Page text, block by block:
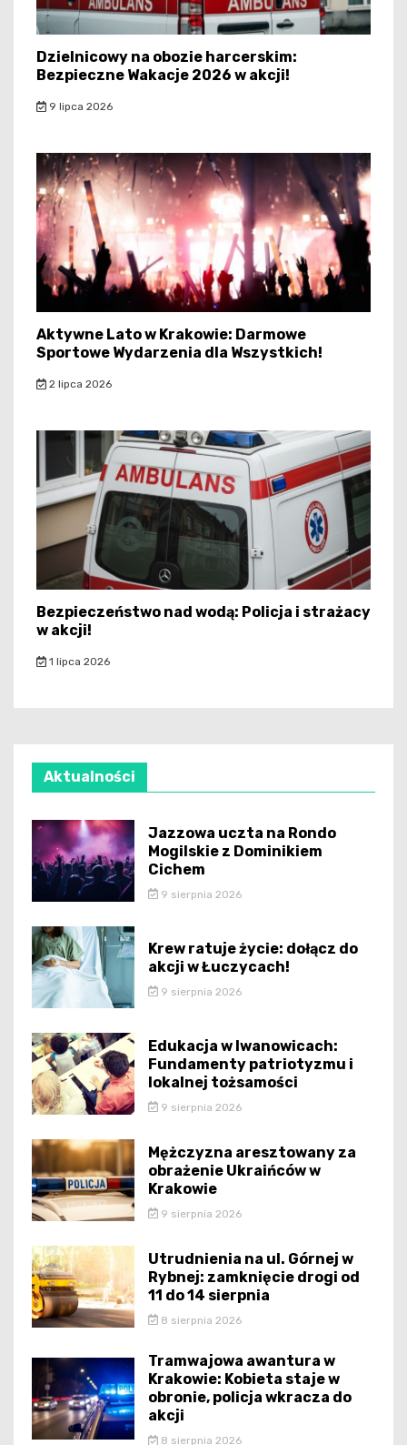
Dzielnicowy na obozie harcerskim:
Bezpieczne Wakacje 2026 w akcji!
9 lipca 2026
Aktywne Lato w Krakowie: Darmowe
Sportowe Wydarzenia dla Wszystkich!
2 lipca 2026
Bezpieczeństwo nad wodą: Policja i strażacy
w akcji!
1 lipca 2026
Aktualności
Jazzowa uczta na Rondo
Mogilskie z Dominikiem
Cichem
9 sierpnia 2026
Krew ratuje życie: dołącz do
akcji w Łuczycach!
9 sierpnia 2026
Edukacja w Iwanowicach:
Fundamenty patriotyzmu i
lokalnej tożsamości
9 sierpnia 2026
Mężczyzna aresztowany za
obrażenie Ukraińców w
Krakowie
9 sierpnia 2026
Utrudnienia na ul. Górnej w
Rybnej: zamknięcie drogi od
11 do 14 sierpnia
8 sierpnia 2026
Tramwajowa awantura w
Krakowie: Kobieta staje w
obronie, policja wkracza do
akcji
8 sierpnia 2026